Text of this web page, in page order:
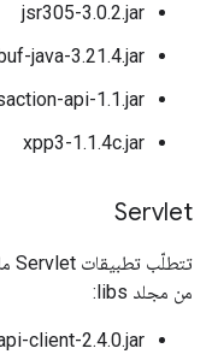
jsr305-3.0.2.jar
java-3.21.4.jar
api-1.1.jar
xpp3-1.1.4c.jar
Servlet
من مجلد libs:
client-2.4.0.jar